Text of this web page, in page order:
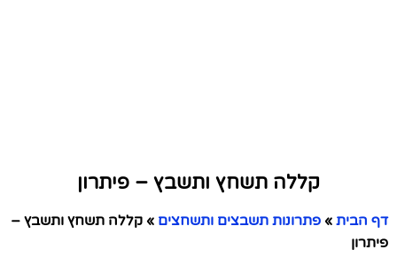
קללה תשחץ ותשבץ – פיתרון
דף הבית » פתרונות תשבצים ותשחצים » קללה תשחץ ותשבץ –
פיתרון